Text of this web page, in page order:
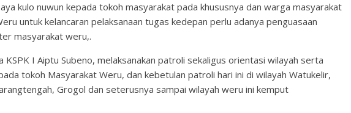
kulo nuwun kepada tokoh masyarakat pada khususnya dan warga masyarakat
untuk kelancaran pelaksanaan tugas kedepan perlu adanya penguasaan
masyarakat weru,.
KSPK I Aiptu Subeno, melaksanakan patroli sekaligus orientasi wilayah serta
tokoh Masyarakat Weru, dan kebetulan patroli hari ini di wilayah Watukelir,
Grogol dan seterusnya sampai wilayah weru ini kemput